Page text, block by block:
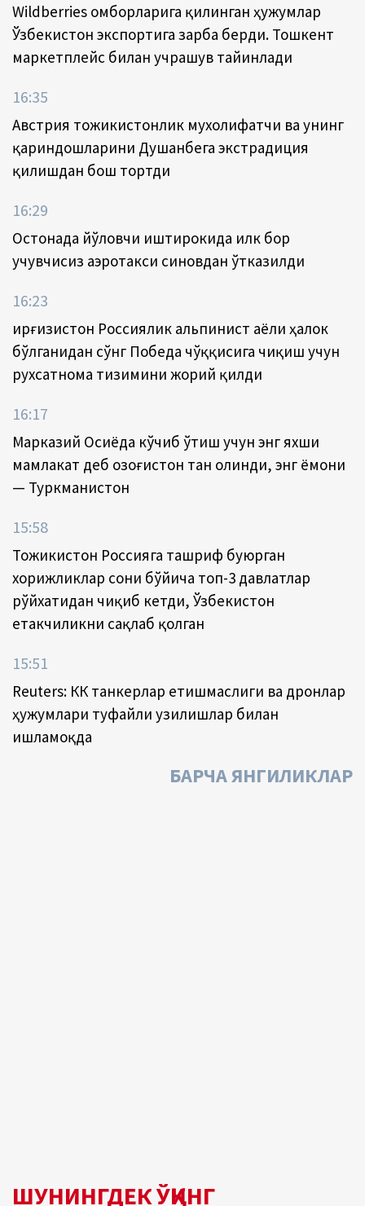
Wildberries омборларига қилинган ҳужумлар
Ўзбекистон экспортига зарба берди. Тошкент
маркетплейс билан учрашув тайинлади
16:35
Австрия тожикистонлик мухолифатчи ва унинг
қариндошларини Душанбега экстрадиция
қилишдан бош тортди
16:29
Остонада йўловчи иштирокида илк бор
учувчисиз аэротакси синовдан ўтказилди
16:23
Қирғизистон Россиялик альпинист аёли ҳалок
бўлганидан сўнг Победа чўққисига чиқиш учун
рухсатнома тизимини жорий қилди
16:17
Марказий Осиёда кўчиб ўтиш учун энг яхши
мамлакат деб Қозоғистон тан олинди, энг ёмони
— Туркманистон
15:58
Тожикистон Россияга ташриф буюрган
хорижликлар сони бўйича топ-3 давлатлар
рўйхатидан чиқиб кетди, Ўзбекистон
етакчиликни сақлаб қолган
15:51
Reuters: КҚК танкерлар етишмаслиги ва дронлар
ҳужумлари туфайли узилишлар билан
ишламоқда
БАРЧА ЯНГИЛИКЛАР
ШУНИНГДЕК ЎҚИНГ